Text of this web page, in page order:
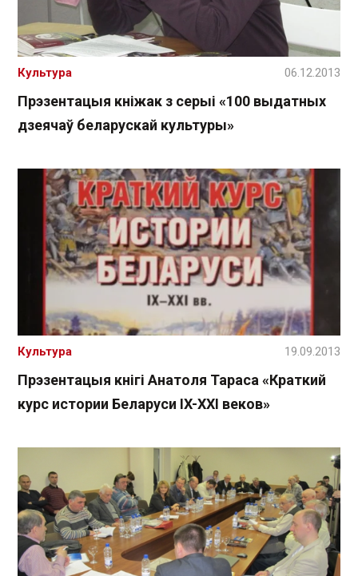
Прэзентацыя кніжак з серыі «100 выдатных
дзеячаў беларускай культуры»
Культура 06.12.2013
Прэзентацыя кнігі Анатоля Тараса «Краткий
курс истории Беларуси IX-XXI веков»
Культура 19.09.2013